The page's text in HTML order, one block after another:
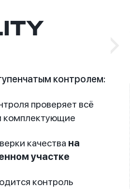
контролем:
проверяет всё
комплектующие
качества на
участке
контроль